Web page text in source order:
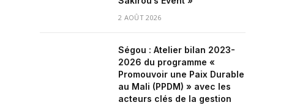
2 AOÛT 2026
Ségou : Atelier bilan 2023-
2026 du programme «
Promouvoir une Paix Durable
au Mali (PPDM) » avec les
acteurs clés de la gestion